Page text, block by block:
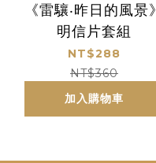
《雷驤‧昨日的風景》
明信片套組
NT$288
NT$360
加入購物車